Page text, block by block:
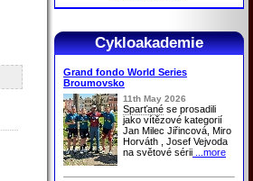
Cykloakademie
Grand fondo World Series
Broumovsko
11th May 2026
Sparťané se prosadili
jako vítězové kategorií
Jan Milec Jiřincová, Miro
Horváth , Josef Vejvoda
na světové sérii ...more